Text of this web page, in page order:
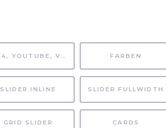
MP4, YOUTUBE, VIMEO FARBEN
SLIDER INLINE SLIDER FULLWIDTH
GRID SLIDER CARDS